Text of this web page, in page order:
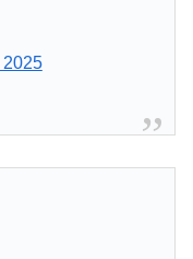
2025